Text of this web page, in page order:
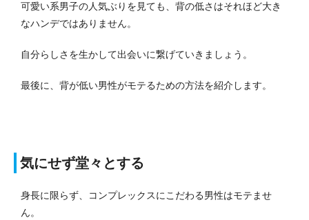
可愛い系男子の人気ぶりを見ても、背の低さはそれほど大き
なハンデではありません。
自分らしさを生かして出会いに繋げていきましょう。
最後に、背が低い男性がモテるための方法を紹介します。
気にせず堂々とする
身長に限らず、コンプレックスにこだわる男性はモテませ
ん。